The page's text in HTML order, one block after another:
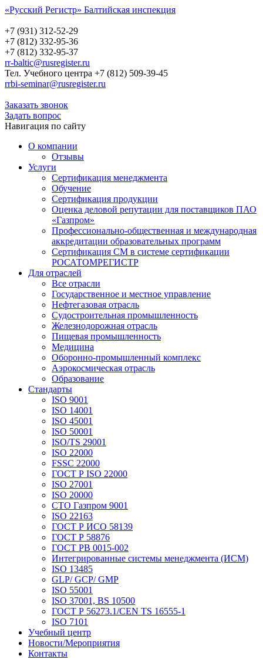
«Русский Регистр» Балтийская инспекция
+7 (931) 312-52-29
+7 (812) 332-95-36
+7 (812) 332-95-37
rr-baltic@rusregister.ru
Тел. Учебного центра +7 (812) 509-39-45
rrbi-seminar@rusregister.ru
Заказать звонок
Задать вопрос
Навигация по сайту
О компании
Отзывы
Услуги
Сертификация менеджмента
Обучение
Сертификация продукции
Оценка деловой репутации для поставщиков ПАО
«Газпром»
Профессионально-общественная и международная
аккредитации образовательных программ
Сертификация СМ в системе сертификации
РОСАТОМРЕГИСТР
Для отраслей
Все отрасли
Государственное и местное управление
Нефтегазовая отрасль
Судостроительная промышленность
Железнодорожная отрасль
Пищевая промышленность
Медицина
Оборонно-промышленный комплекс
Аэрокосмическая отрасль
Образование
Стандарты
ISO 9001
ISO 14001
ISO 45001
ISO 50001
ISO/TS 29001
ISO 22000
FSSC 22000
ГОСТ Р ISO 22000
ISO 27001
ISO 20000
СТО Газпром 9001
ISO 22163
ГОСТ Р ИСО 58139
ГОСТ Р 58876
ГОСТ РВ 0015-002
Интегрированные системы менеджмента (ИСМ)
ISO 13485
GLP/ GCP/ GMP
ISO 55001
ISO 37001, BS 10500
ГОСТ Р 56273.1/CEN TS 16555-1
ISO 7101
Учебный центр
Новости/Мероприятия
Контакты